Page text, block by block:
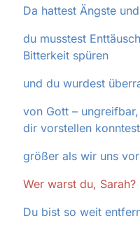
Da hattest Ängste
du musstest
Bitterkeit spüren
und du wurdest
von Gott –
dir vorstellen
größer als wir uns
Wer warst du, Sarah?
Du bist so weit